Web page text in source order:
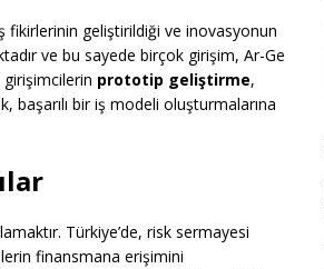
fikirlerinin geliştirildiği ve inovasyonun
ve bu sayede birçok girişim, Ar-Ge
prototip geliştirme,
başarılı bir iş modeli oluşturmalarına
Türkiye’de, risk sermayesi
finansmana erişimini